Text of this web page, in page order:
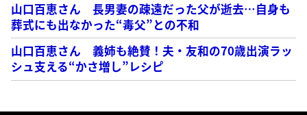
山口百恵さん 長男妻の疎遠だった父が逝去…自身も
葬式にも出なかった“毒父”との不和
山口百恵さん 義姉も絶賛！夫・友和の70歳出演ラッ
シュ支える“かさ増し”レシピ